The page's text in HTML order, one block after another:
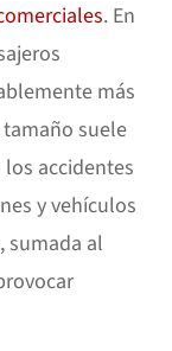
. En
más
tamaño suele
accidentes
y vehículos
sumada al